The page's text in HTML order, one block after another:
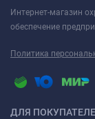
Интернет-магазин
обеспечение
Политика
ДЛЯ